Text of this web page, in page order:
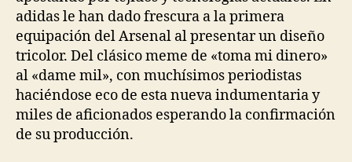
adidas le han dado frescura a la primera
equipación del Arsenal al presentar un diseño
tricolor. Del clásico meme de «toma mi dinero»
al «dame mil», con muchísimos periodistas
haciéndose eco de esta nueva indumentaria y
miles de aficionados esperando la confirmación
de su producción.